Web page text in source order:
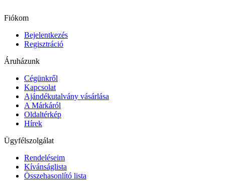
Fiókom
Bejelentkezés
Regisztráció
Áruházunk
Cégünkről
Kapcsolat
Ajándékutalvány vásárlása
A Márkáról
Oldaltérkép
Hírek
Ügyfélszolgálat
Rendeléseim
Kívánságlista
Összehasonlító lista